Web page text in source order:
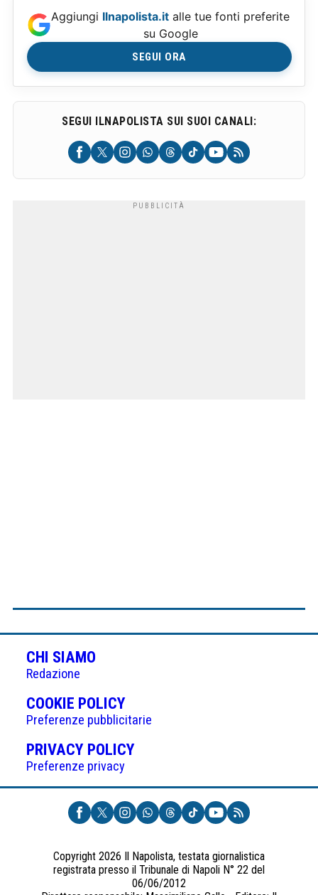
Aggiungi Ilnapolista.it alle tue fonti preferite
su Google
SEGUI ORA
SEGUI ILNAPOLISTA SUI SUOI CANALI:
CHI SIAMO
Redazione
COOKIE POLICY(APRE
IN
UNA
NUOVA
Preferenze pubblicitarie
PRIVACY POLICY(APRE
UNA
NUOVA
SCHEDA)
Preferenze privacy
Copyright 2026 Il Napolista, testata giornalistica
registrata presso il Tribunale di Napoli N° 22 del
06/06/2012